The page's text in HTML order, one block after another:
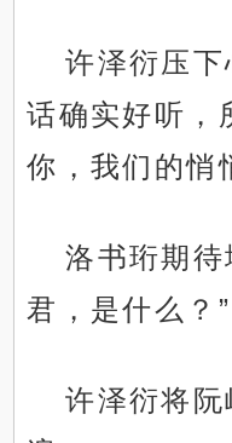
许泽衍压下
话确实好听，
你，我们的悄
洛书珩期待
君，是什么？”
许泽衍将